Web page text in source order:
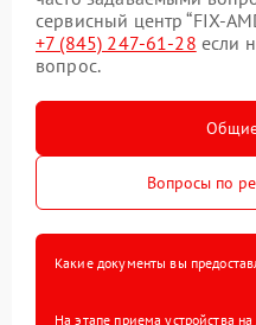
сервисный центр “FIX-
+7 (845) 247-61-28 если
вопрос.
Вопросы по
Какие документы вы
На этапе приема устройства